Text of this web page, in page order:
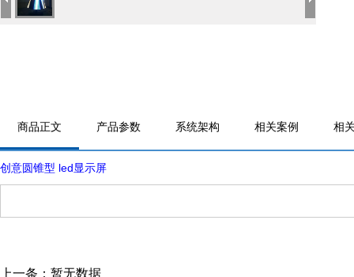
商品正文 产品参数 系统架构 相关案例 相
创意圆锥型 led显示屏
上一条：暂无数据